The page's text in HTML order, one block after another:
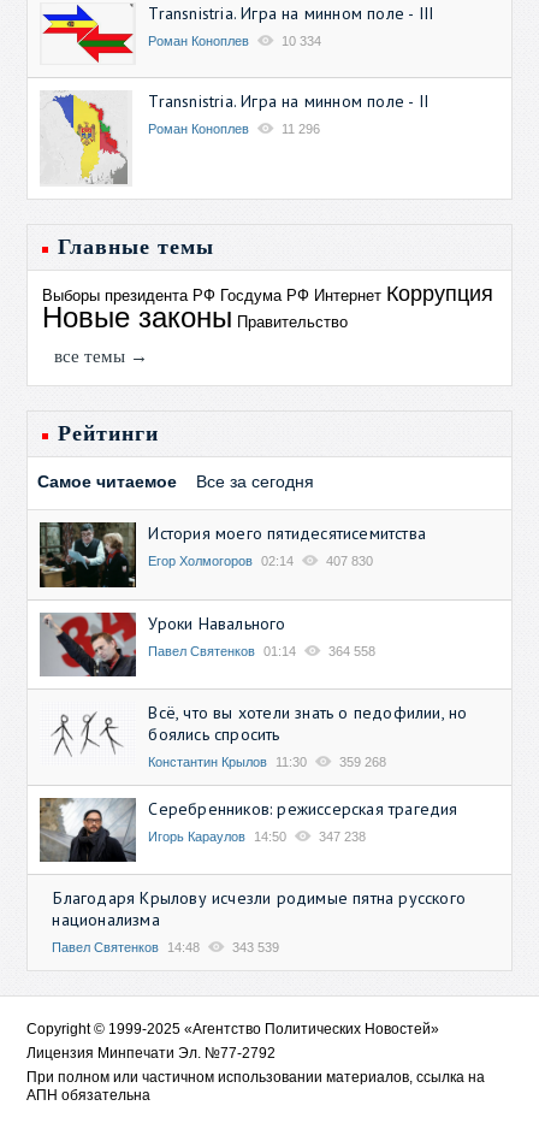
Transnistria. Игра на минном поле - III
Роман Коноплев 10 334
Transnistria. Игра на минном поле - II
Роман Коноплев 11 296
Главные темы
Выборы президента РФ Госдума РФ Интернет Коррупция
Новые законы Правительство
все темы →
Рейтинги
Самое читаемое Все за сегодня
История моего пятидесятисемитства
Егор Холмогоров 02:14 407 830
Уроки Навального
Павел Святенков 01:14 364 558
Всё, что вы хотели знать о педофилии, но
боялись спросить
Константин Крылов 11:30 359 268
Серебренников: режиссерская трагедия
Игорь Караулов 14:50 347 238
Благодаря Крылову исчезли родимые пятна русского
национализма
Павел Святенков 14:48 343 539
Copyright © 1999-2025 «Агентство Политических Новостей»
Лицензия Минпечати Эл. №77-2792
При полном или частичном использовании материалов, ссылка на
АПН обязательна